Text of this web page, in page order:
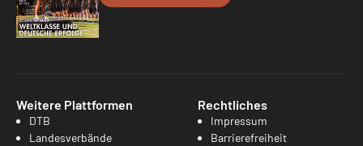
Weitere Plattformen
DTB
Landesverbände
Rechtliches
Impressum
Barrierefreiheit